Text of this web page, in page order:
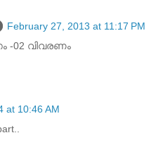
February 27, 2013 at 11:17 PM
02 വിവരണം
at 10:46 AM